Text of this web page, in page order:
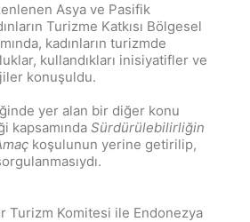
Asya ve Pasifik
Turizme Katkısı Bölgesel
kadınların turizmde
kullandıkları inisiyatifler ve
konuşuldu.
yer alan bir diğer konu
kapsamında Sürdürülebilirliğin
koşulunun yerine getirilip,
Turizm Komitesi ile Endonezya